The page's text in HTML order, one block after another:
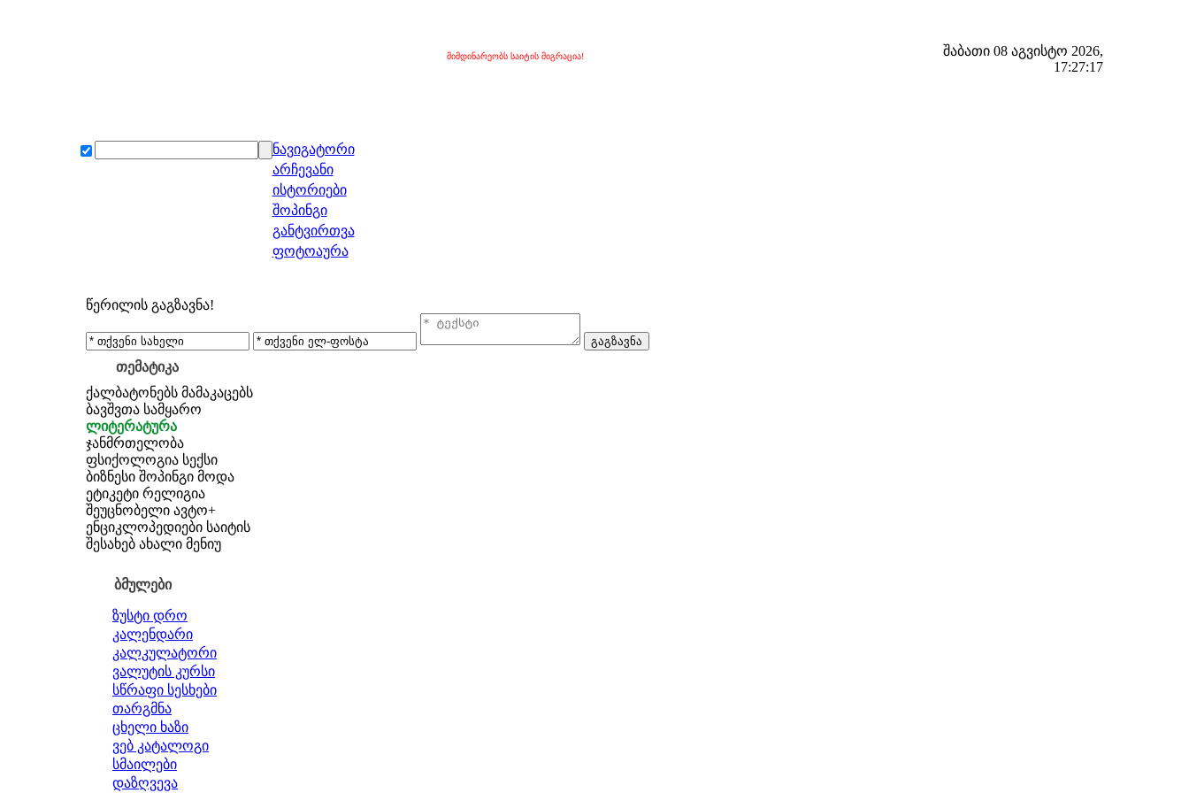
მიმდინარეობს საიტის მიგრაცია!
შაბათი 08 აგვისტო 2026,
17:27:18
ნავიგატორი
არჩევანი
ისტორიები
შოპინგი
განტვირთვა
ფოტოაურა
წერილის გაგზავნა!
თემატიკა
ქალბატონებს მამაკაცებს
ბავშვთა სამყარო
ლიტერატურა
ჯანმრთელობა
ფსიქოლოგია სექსი
ბიზნესი შოპინგი მოდა
ეტიკეტი რელიგია
შეუცნობელი ავტო+
ენციკლოპედიები საიტის
შესახებ ახალი მენიუ
ბმულები
ზუსტი დრო
კალენდარი
კალკულატორი
ვალუტის კურსი
სწრაფი სესხები
თარგმნა
ცხელი ხაზი
ვებ კატალოგი
სმაილები
დაზღვევა